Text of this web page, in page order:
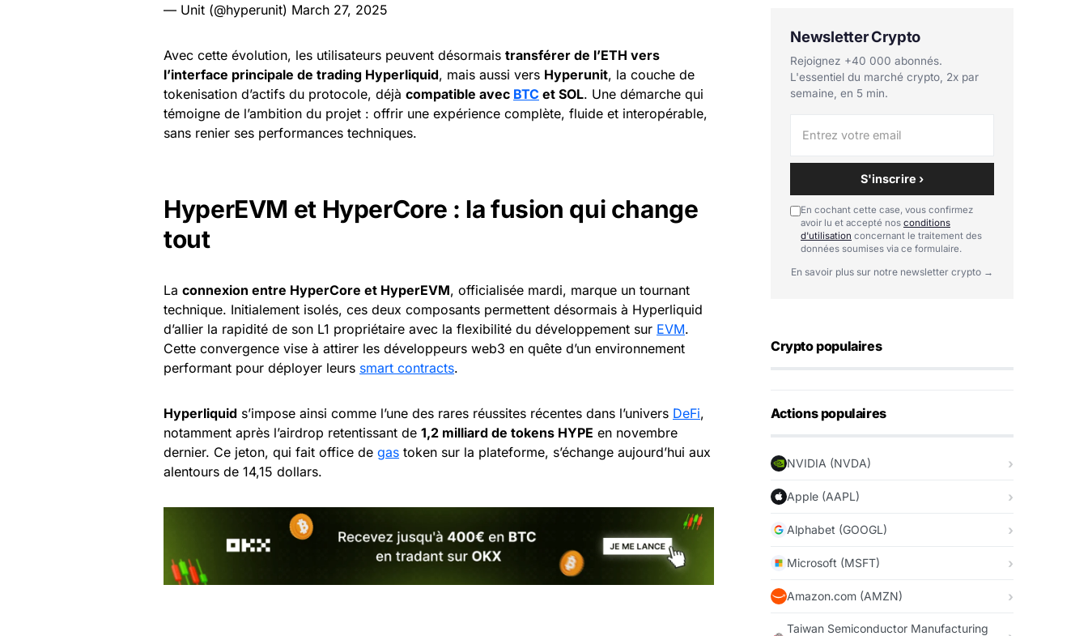
— Unit (@hyperunit) March 27, 2025
Avec cette évolution, les utilisateurs peuvent désormais transférer de l’ETH vers
l’interface principale de trading Hyperliquid, mais aussi vers Hyperunit, la couche de
tokenisation d’actifs du protocole, déjà compatible avec BTC et SOL. Une démarche qui
témoigne de l’ambition du projet : offrir une expérience complète, fluide et interopérable,
sans renier ses performances techniques.
HyperEVM et HyperCore : la fusion qui change
tout
La connexion entre HyperCore et HyperEVM, officialisée mardi, marque un tournant
technique. Initialement isolés, ces deux composants permettent désormais à Hyperliquid
d’allier la rapidité de son L1 propriétaire avec la flexibilité du développement sur EVM.
Cette convergence vise à attirer les développeurs web3 en quête d’un environnement
performant pour déployer leurs smart contracts.
Hyperliquid s’impose ainsi comme l’une des rares réussites récentes dans l’univers DeFi,
notamment après l’airdrop retentissant de 1,2 milliard de tokens HYPE en novembre
dernier. Ce jeton, qui fait office de gas token sur la plateforme, s’échange aujourd’hui aux
alentours de 14,15 dollars.
Newsletter Crypto
Rejoignez +40 000 abonnés.
L'essentiel du marché crypto, 2x par
semaine, en 5 min.
S'inscrire ›
En cochant cette case, vous confirmez
avoir lu et accepté nos conditions
d'utilisation concernant le traitement des
données soumises via ce formulaire.
En savoir plus sur notre newsletter crypto →
Crypto populaires
Actions populaires
NVIDIA (NVDA)
Apple (AAPL)
Alphabet (GOOGL)
Microsoft (MSFT)
Amazon.com (AMZN)
Taiwan Semiconductor Manufacturing